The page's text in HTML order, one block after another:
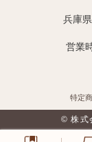
兵庫
営業
特定
© 株式